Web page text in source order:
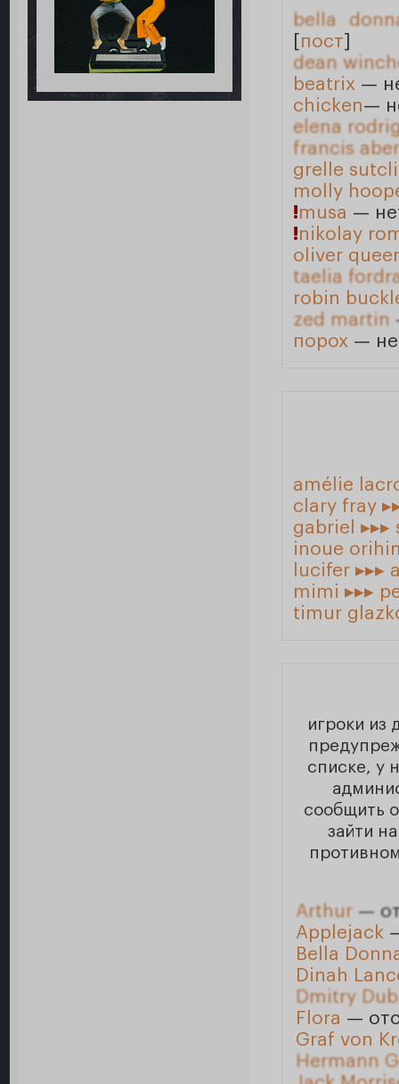
bella
пост
dean
beatrix —
chicken—
elena
francis
grelle
molly
!musa —
!nikolay
oliver
taelia
robin
zed martin
порох —
amélie
clary fray
gabriel ▸▸▸
inoue
lucifer ▸▸▸
mimi ▸▸▸
timur
игроки из
списке, у
сообщить
зайти
Arthur —
Applejack
Bella
Dinah
Dmitry
Flora —
Graf von
Hermann